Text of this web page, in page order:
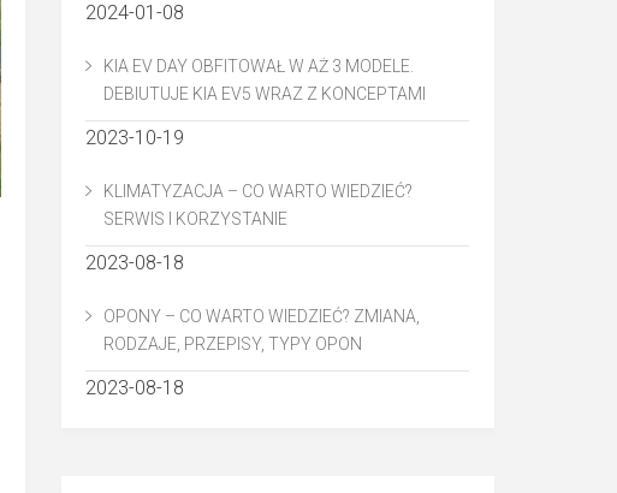
2024-01-08
KIA EV DAY OBFITOWAŁ W AŻ 3 MODELE.
DEBIUTUJE KIA EV5 WRAZ Z KONCEPTAMI
2023-10-19
KLIMATYZACJA – CO WARTO WIEDZIEĆ?
SERWIS I KORZYSTANIE
2023-08-18
OPONY – CO WARTO WIEDZIEĆ? ZMIANA,
RODZAJE, PRZEPISY, TYPY OPON
2023-08-18